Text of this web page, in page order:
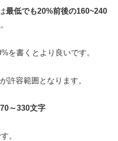
最低でも20%前後の160~240
を書くとより良いです。
が許容範囲となります。
～330文字
。